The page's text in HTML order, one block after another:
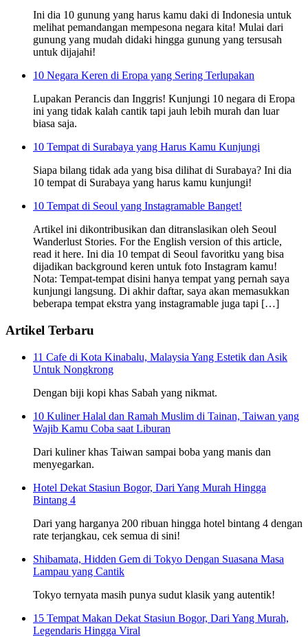
Ini dia 10 gunung yang harus kamu daki di Indonesia untuk
melihat pemandangan mempesona negara kita! Mulai dari
gunung yang mudah didaki hingga gunung yang tersusah
untuk dijajahi!
10 Negara Keren di Eropa yang Sering Terlupakan
Lupakan Perancis dan Inggris! Kunjungi 10 negara di Eropa
ini yang tidak kalah cantik tapi jauh lebih murah dan luar
biasa saja.
10 Tempat di Surabaya yang Harus Kamu Kunjungi
Siapa bilang tidak ada yang bisa dilihat di Surabaya? Ini dia
10 tempat di Surabaya yang harus kamu kunjungi!
10 Tempat di Seoul yang Instagramable Banget!
Artikel ini dikontribusikan dan ditranslasikan oleh Seoul
Wanderlust Stories. For the English version of this article,
read it here. Ini dia 10 tempat di Seoul favoritku yang bisa
dijadikan background keren untuk foto Instagram kamu!
Nota: Tempat-tempat disini hanya tempat yang pernah saya
kunjungi langsung. Di akhir daftar, saya akan memasukkan
beberapa tempat ekstra yang instagramable juga tapi […]
Artikel Terbaru
11 Cafe di Kota Kinabalu, Malaysia Yang Estetik dan Asik
Untuk Nongkrong
Dengan biji kopi khas Sabah yang nikmat.
10 Kuliner Halal dan Ramah Muslim di Tainan, Taiwan yang
Wajib Kamu Coba saat Liburan
Dari kuliner khas Taiwan sampai boba yang manis dan
menyegarkan.
Hotel Dekat Stasiun Bogor, Dari Yang Murah Hingga
Bintang 4
Dari yang harganya 200 ribuan hingga hotel bintang 4 dengan
rate terjangkau, cek semua di sini!
Shibamata, Hidden Gem di Tokyo Dengan Suasana Masa
Lampau yang Cantik
Tokyo ternyata masih punya sudut klasik yang autentik!
15 Tempat Makan Dekat Stasiun Bogor, Dari Yang Murah,
Legendaris Hingga Viral